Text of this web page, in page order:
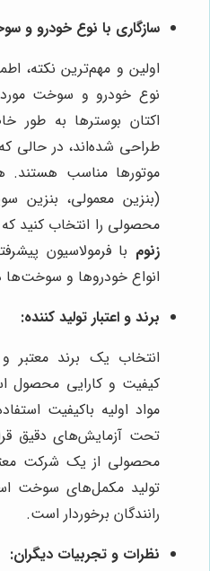
سازگاری با نوع خودرو و
اولین و مهم‌ترین نکته،
نوع خودرو و سوخت
اکتان بوسترها به طور
طراحی شده‌اند، در حالی
موتورها مناسب هستند.
(بنزین معمولی، بنزین
محصولی را انتخاب کنید که
زنوم با فرمولاسیون
انواع خودروها و سوخت‌ها
برند و اعتبار تولید کننده:
انتخاب یک برند معتبر
کیفیت و کارایی محصول
مواد اولیه باکیفیت
تحت آزمایش‌های دقیق
محصولی از یک شرکت
تولید مکمل‌های سوخت
رانندگان برخوردار است.
نظرات و تجربیات دیگران: